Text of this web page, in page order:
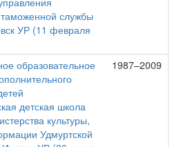
службы
УР (11 февраля
образовательное
детская школа
культуры,
Удмуртской
1987–2009